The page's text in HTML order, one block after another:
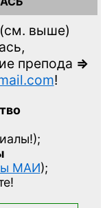
(см. выше)
препода =>
!
МАИ);